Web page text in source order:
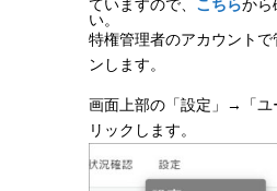
ていますので、 こちらから
い。
特権管理者のアカウントで
ンします。
画面上部の「設定」→「ユ
リックします。